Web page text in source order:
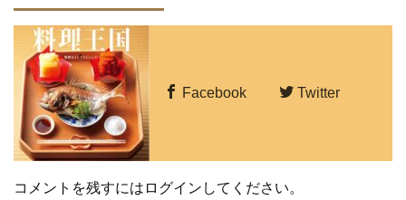
Facebook Twitter
コメントを残すにはログインしてください。